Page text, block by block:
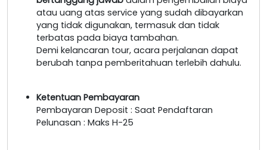
atau uang atas service yang sudah dibayarkan
yang tidak digunakan, termasuk dan tidak
terbatas pada biaya tambahan.
Demi kelancaran tour, acara perjalanan dapat
berubah tanpa pemberitahuan terlebih dahulu.
Ketentuan Pembayaran
Pembayaran Deposit : Saat Pendaftaran
Pelunasan : Maks H-25